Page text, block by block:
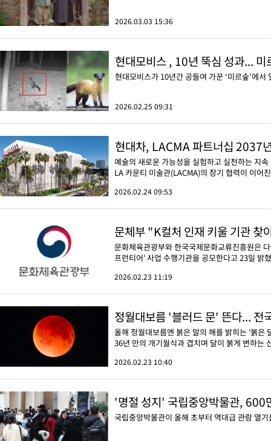
2026.03.03 15:36
현대모비스 , 10년 뚝심 성과... 미
현대모비스가 10년간 공들여 가꾼 ‘미르숲’에
2026.02.25 09:31
현대차, LACMA 파트너십 2037
예술의 새로운 가능성을 실험하고 실천하는 지
LA 카운티 미술관(LACMA)의 장기 협력이 이어
2026.02.24 09:53
문체부 "K컬처 인재 키울 기관 찾
문화체육관광부와 한국국제문화교류진흥원은
프런티어' 사업 수행기관을 공모한다고 23일 밝
2026.02.23 11:19
정월대보름 '블러드 문' 뜬다... 전
올해 정월대보름엔 붉은 말의 해를 밝히는 '붉은
36년 만의 개기월식과 겹치며 달이 붉게 변하는
2026.02.23 10:40
'명절 성지' 국립중앙박물관, 600
국립중앙박물관이 올해 초부터 역대급 관람 열